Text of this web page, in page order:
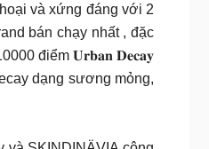
thoại và xứng đáng với 2
bán chạy nhất , đặc
điểm 𝐔𝐫𝐛𝐚𝐧 𝐃𝐞𝐜𝐚𝐲
dạng sương mỏng,